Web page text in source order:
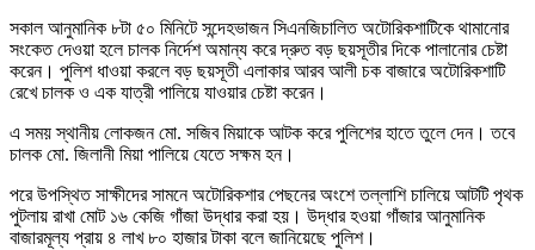
সকাল আনুমানিক ৮টা ৫০ মিনিটে সন্দেহভাজন সিএনজিচালিত অটোরিকশাটিকে থামানোর
সংকেত দেওয়া হলে চালক নির্দেশ অমান্য করে দ্রুত বড় ছয়সূতীর দিকে পালানোর চেষ্টা
করেন। পুলিশ ধাওয়া করলে বড় ছয়সূতী এলাকার আরব আলী চক বাজারে অটোরিকশাটি
রেখে চালক ও এক যাত্রী পালিয়ে যাওয়ার চেষ্টা করেন।
এ সময় স্থানীয় লোকজন মো. সজিব মিয়াকে আটক করে পুলিশের হাতে তুলে দেন। তবে
চালক মো. জিলানী মিয়া পালিয়ে যেতে সক্ষম হন।
পরে উপস্থিত সাক্ষীদের সামনে অটোরিকশার পেছনের অংশে তল্লাশি চালিয়ে আটটি পৃথক
পুটলায় রাখা মোট ১৬ কেজি গাঁজা উদ্ধার করা হয়। উদ্ধার হওয়া গাঁজার আনুমানিক
বাজারমূল্য প্রায় ৪ লাখ ৮০ হাজার টাকা বলে জানিয়েছে পুলিশ।